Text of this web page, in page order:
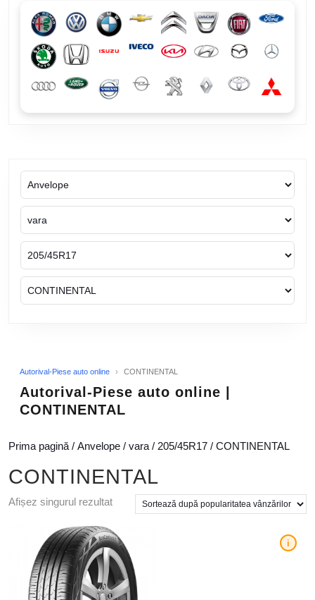
Autorival-Piese auto online › CONTINENTAL
Autorival-Piese auto online |
CONTINENTAL
Prima pagină / Anvelope / vara / 205/45R17 / CONTINENTAL
CONTINENTAL
Afișez singurul rezultat
i